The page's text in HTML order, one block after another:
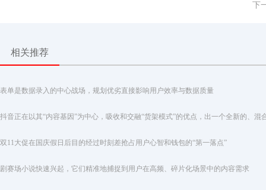
下
相关推荐
表单是数据录入的中心战场，规划优劣直接影响用户效率与数据质量
双11大促在国庆假日后目的经过时刻差抢占用户心智和钱包的“第一落点”
剧赛场小说快速兴起，它们精准地捕捉到用户在高频、碎片化场景中的内容需求